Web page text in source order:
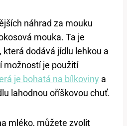
náhrad za mouku
mouka. Ta je
dodává jídlu lehkou a
možností je použití
je bohatá na bílkoviny a
lahodnou oříškovou chuť.
mléko, můžete zvolit